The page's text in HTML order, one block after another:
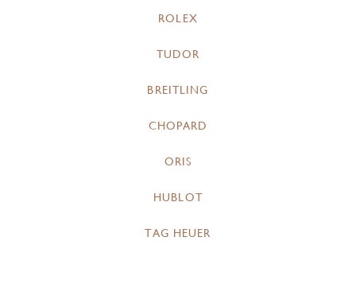
ROLEX
TUDOR
BREITLING
CHOPARD
ORIS
HUBLOT
TAG HEUER